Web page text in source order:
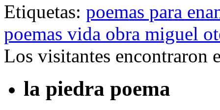
Etiquetas: poemas para
poemas vida obra miguel
Los visitantes encontraron
la piedra poema